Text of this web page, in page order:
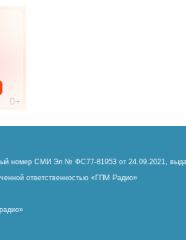
номер СМИ Эл № ФС77-81953 от 24.09.2021,
ответственностью «ГПМ Радио»